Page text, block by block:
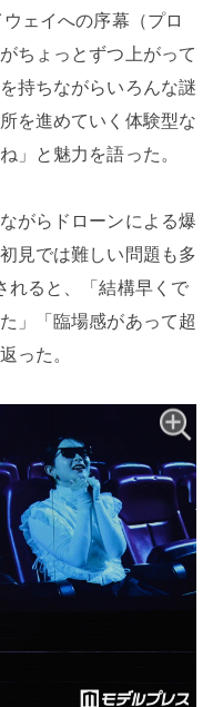
ェイへの序幕（プロ
ちょっとずつ上がって
持ちながらいろんな謎
を進めていく体験型な
」と魅力を語った。
がらドローンによる爆
見では難しい問題も多
れると、「結構早くで
」「臨場感があって超
った。